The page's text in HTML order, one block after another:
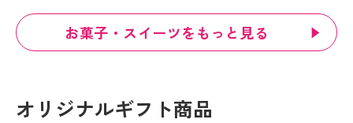
お菓子・スイーツをもっと見る
オリジナルギフト商品